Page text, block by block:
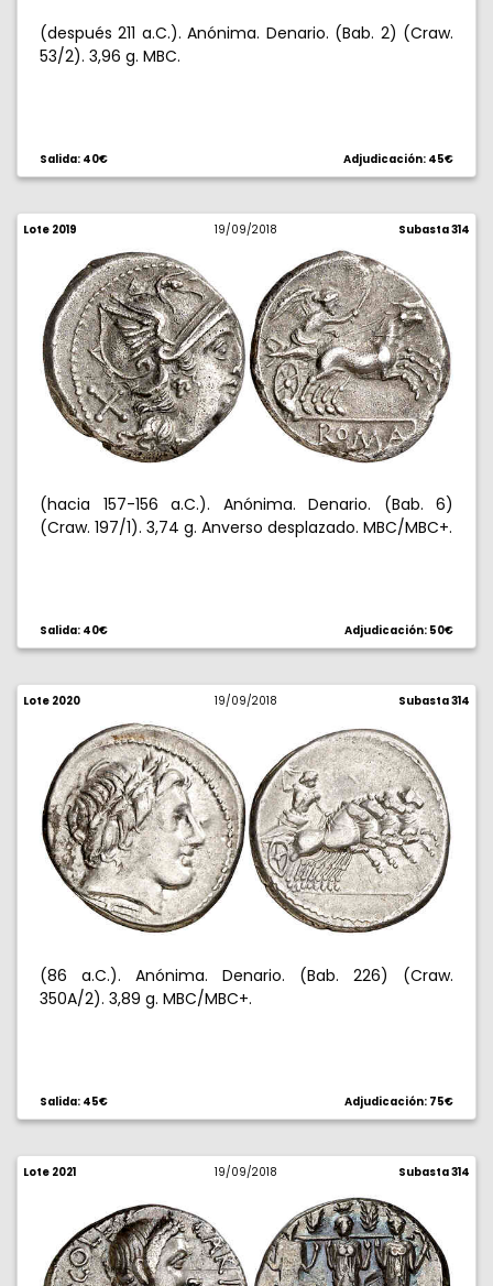
(después 211 a.C.). Anónima. Denario. (Bab. 2) (Craw.
53/2). 3,96 g. MBC.
Salida: 40€ Adjudicación: 45€
Lote 2019 19/09/2018 Subasta 314
(hacia 157-156 a.C.). Anónima. Denario. (Bab. 6)
(Craw. 197/1). 3,74 g. Anverso desplazado. MBC/MBC+.
Salida: 40€ Adjudicación: 50€
Lote 2020 19/09/2018 Subasta 314
(86 a.C.). Anónima. Denario. (Bab. 226) (Craw.
350A/2). 3,89 g. MBC/MBC+.
Salida: 45€ Adjudicación: 75€
Lote 2021 19/09/2018 Subasta 314